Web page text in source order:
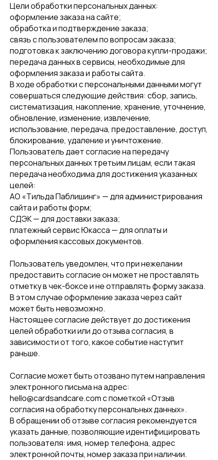
Цели обработки персональных данных:
оформление заказа на сайте;
обработка и подтверждение заказа;
связь с пользователем по вопросам заказа;
подготовка к заключению договора купли-продажи;
передача данных в сервисы, необходимые для
оформления заказа и работы сайта.
В ходе обработки с персональными данными могут
совершаться следующие действия: сбор, запись,
систематизация, накопление, хранение, уточнение,
обновление, изменение, извлечение,
использование, передача, предоставление, доступ,
блокирование, удаление и уничтожение.
Пользователь дает согласие на передачу
персональных данных третьим лицам, если такая
передача необходима для достижения указанных
целей:
АО «Тильда Паблишинг» — для администрирования
сайта и работы форм;
СДЭК — для доставки заказа;
платежный сервис Юкасса — для оплаты и
оформления кассовых документов.
Пользователь уведомлен, что при нежелании
предоставить согласие он может не проставлять
отметку в чек-боксе и не отправлять форму заказа.
В этом случае оформление заказа через сайт
может быть невозможно.
Настоящее согласие действует до достижения
целей обработки или до отзыва согласия, в
зависимости от того, какое событие наступит
раньше.
Согласие может быть отозвано путем направления
электронного письма на адрес:
hello@cardsandcare.com с пометкой «Отзыв
согласия на обработку персональных данных».
В обращении об отзыве согласия рекомендуется
указать данные, позволяющие идентифицировать
пользователя: имя, номер телефона, адрес
электронной почты, номер заказа при наличии.